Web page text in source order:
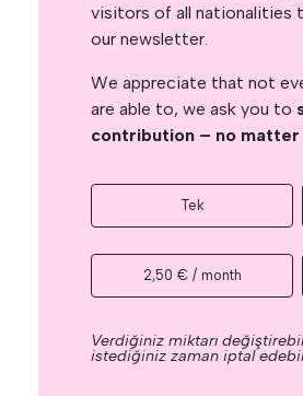
visitors of all nationalities
our newsletter.
We appreciate that not
are able to, we ask you to
contribution – no matter
Tek
2,50 € / month
Verdiğiniz miktarı
istediğiniz zaman iptal